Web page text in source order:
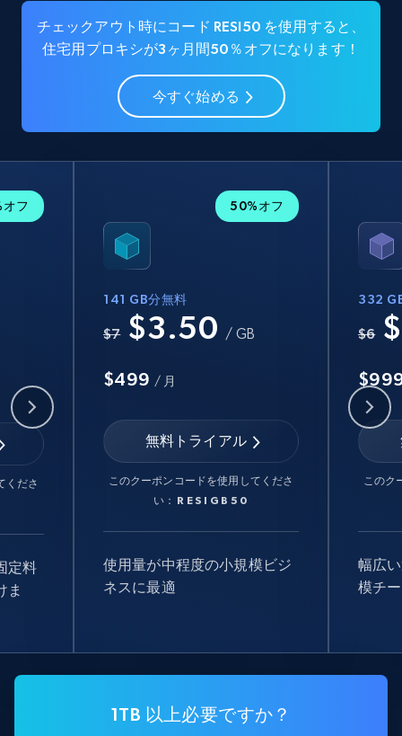
チェックアウト時にコード RESI50 を使用すると、
住宅用プロキシが3ヶ月間50％オフになります！
今すぐ始める
フ
くださ
定料
ま
50%オフ
141 GB分無料
$7 $3.50 / GB
$499 / 月
無料トライアル
このクーポンコードを使用してくださ
い：
RESIGB50
使用量が中程度の小規模ビジ
ネスに最適
332
$6
このク
幅広
模チ
1TB 以上必要ですか？